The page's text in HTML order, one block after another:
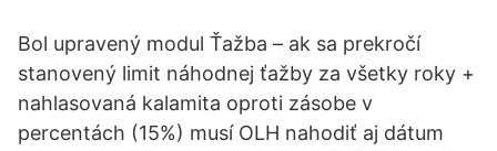
Bol upravený modul Ťažba – ak sa prekročí
stanovený limit náhodnej ťažby za všetky roky +
nahlasovaná kalamita oproti zásobe v
percentách (15%) musí OLH nahodiť aj dátum